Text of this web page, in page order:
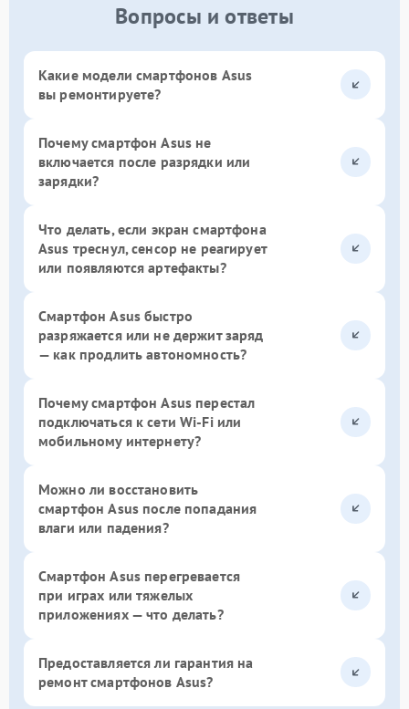
Вопросы и ответы
Какие модели смартфонов Asus
вы ремонтируете?
Почему смартфон Asus не
включается после разрядки или
зарядки?
Что делать, если экран смартфона
Asus треснул, сенсор не реагирует
или появляются артефакты?
Смартфон Asus быстро
разряжается или не держит заряд
— как продлить автономность?
Почему смартфон Asus перестал
подключаться к сети Wi-Fi или
мобильному интернету?
Можно ли восстановить
смартфон Asus после попадания
влаги или падения?
Смартфон Asus перегревается
при играх или тяжелых
приложениях — что делать?
Предоставляется ли гарантия на
ремонт смартфонов Asus?